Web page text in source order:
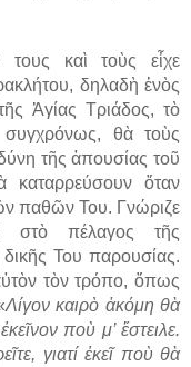
καὶ τοὺς εἶχε
δηλαδὴ ἑνὸς
Ἁγίας Τριάδος, τὸ
θὰ τοὺς
τῆς ἀπουσίας τοῦ
καταρρεύσουν ὅταν
παθῶν Του. Γνώριζε
πέλαγος τῆς
Του παρουσίας.
τὸν τρόπο, ὅπως
Λίγον καιρὸ ἀκόμη θὰ
ποὺ μ’ ἔστειλε.
γιατί ἐκεῖ ποὺ θὰ